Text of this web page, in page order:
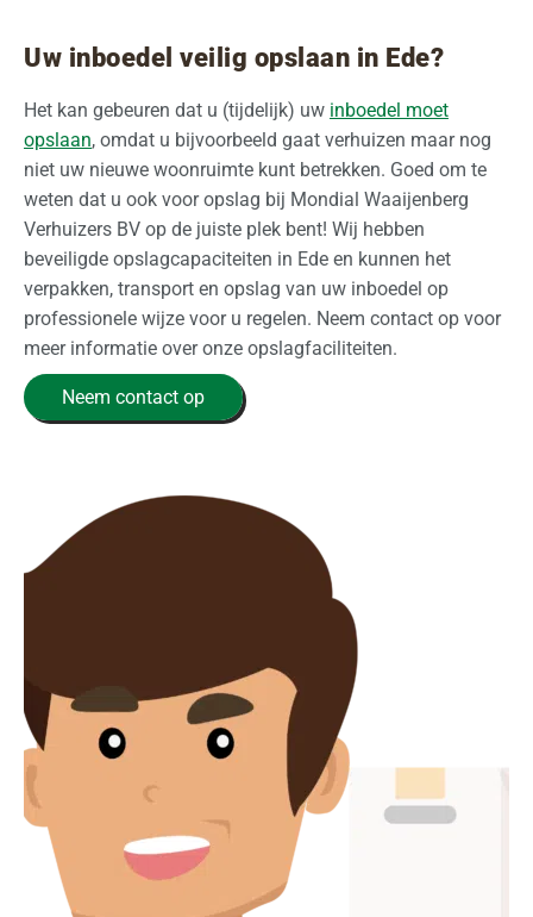
Uw inboedel veilig opslaan in Ede?
Het kan gebeuren dat u (tijdelijk) uw inboedel moet
opslaan, omdat u bijvoorbeeld gaat verhuizen maar nog
niet uw nieuwe woonruimte kunt betrekken. Goed om te
weten dat u ook voor opslag bij Mondial Waaijenberg
Verhuizers BV op de juiste plek bent! Wij hebben
beveiligde opslagcapaciteiten in Ede en kunnen het
verpakken, transport en opslag van uw inboedel op
professionele wijze voor u regelen. Neem contact op voor
meer informatie over onze opslagfaciliteiten.
Neem contact op